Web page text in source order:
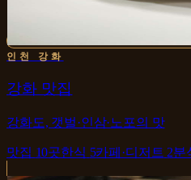
인천 강화
강화 맛집
강화도, 갯벌·인삼·노포의 맛
맛집 10곳한식 5카페·디저트 2분